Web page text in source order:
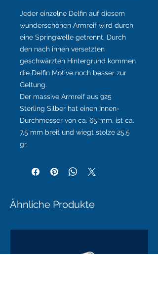
Jeder einzelne Delfin auf diesem
wunderschönen Armreif wird durch
eine Springwelle getrennt. Durch
den nach innen versetzten
geschwärzten Hintergrund kommen
die Delfin Motive noch besser zur
Geltung.
Der massive Armreif aus 925
Sterling Silber hat einen Innen-
Durchmesser von ca. 65 mm, ist ca.
7,5 mm breit und wiegt stolze 25,5
gr.
Ähnliche Produkte